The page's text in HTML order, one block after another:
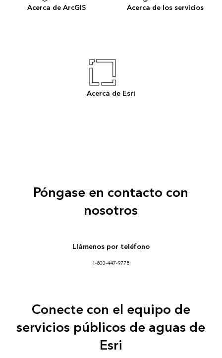
Acerca de ArcGIS Acerca de los servicios
Acerca de Esri
Póngase en contacto con
nosotros
Llámenos por teléfono
1-800-447-9778
Conecte con el equipo de
servicios públicos de aguas de
Esri